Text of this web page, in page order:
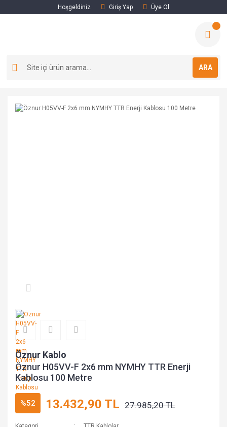
Hoşgeldiniz Giriş Yap Üye Ol
ARA
Öznur Kablo
Öznur H05VV-F 2x6 mm NYMHY TTR Enerji
Kablosu 100 Metre
%52 13.432,90 TL 27.985,20 TL